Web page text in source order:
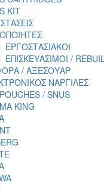
KIT
ΕΡΓΟΣΤΑΣΙΑΚΟΙ
ΕΠΙΣΚΕΥΑΣΙΜΟΙ /
/ ΑΞΕΣΟΥΑΡ
ΝΑΡΓΙΛΕΣ
/ SNUS
KING